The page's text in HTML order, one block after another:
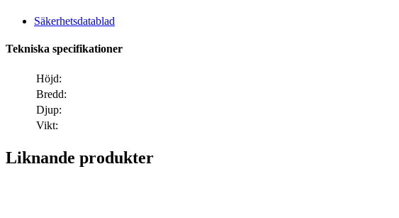
Säkerhetsdatablad
Tekniska specifikationer
Höjd:
Bredd:
Djup:
Vikt:
Liknande produkter